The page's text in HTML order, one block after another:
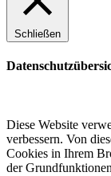
Schließen
Diese Website
verbessern. Von
Cookies in Ihrem
der